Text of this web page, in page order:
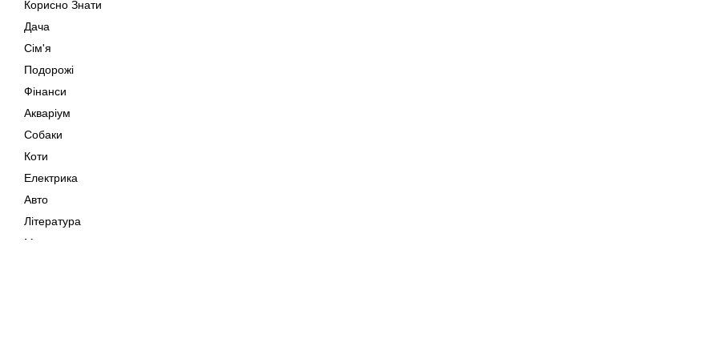
Корисно Знати
Дача
Сім'я
Подорожі
Фінанси
Акваріум
Собаки
Коти
Електрика
Авто
Література
Музика